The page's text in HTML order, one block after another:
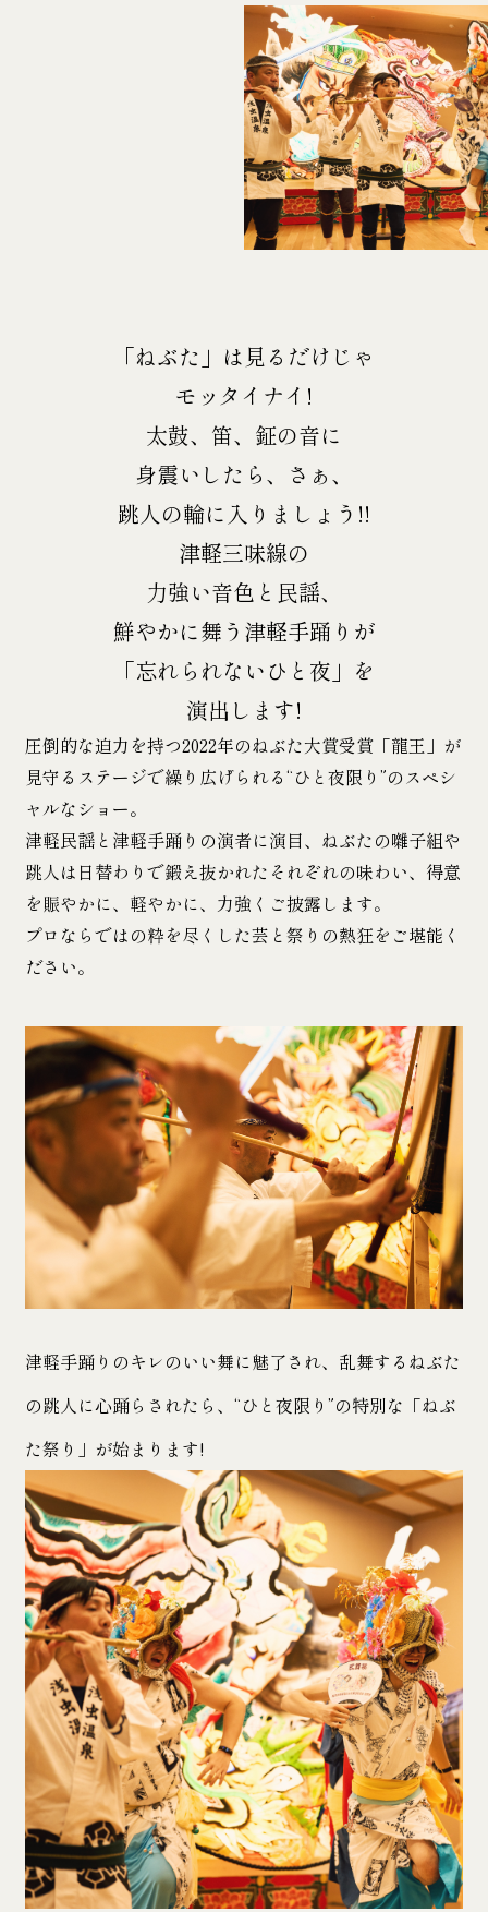
「ねぶた」は見るだけじゃ
モッタイナイ!
太鼓、笛、鉦の音に
身震いしたら、さぁ、
跳人の輪に入りましょう!!
津軽三味線の
力強い音色と民謡、
鮮やかに舞う津軽手踊りが
「忘れられないひと夜」を
演出します!
圧倒的な迫力を持つ2022年のねぶた大賞受賞「龍王」が
見守るステージで繰り広げられる“ひと夜限り”のスペシ
ャルなショー。
津軽民謡と津軽手踊りの演者に演目、ねぶたの囃子組や
跳人は日替わりで鍛え抜かれたそれぞれの味わい、得意
を賑やかに、軽やかに、力強くご披露します。
プロならではの粋を尽くした芸と祭りの熱狂をご堪能く
ださい。
津軽手踊りのキレのいい舞に魅了され、乱舞するねぶた
の跳人に心踊らされたら、“ひと夜限り”の特別な「ねぶ
た祭り」が始まります!